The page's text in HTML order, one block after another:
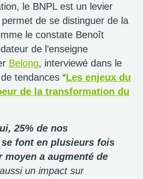
le BNPL est un levier
permet de se distinguer de la
le constate Benoît
de l’enseigne
Belong, interviewé dans le
tendances “Les enjeux du
de la transformation du
25% de nos
font en plusieurs fois
moyen a augmenté de
un impact sur